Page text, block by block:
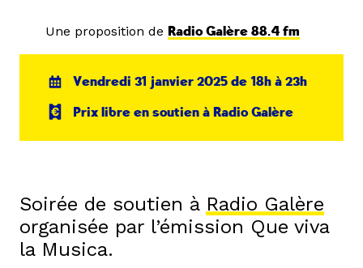
Une proposition de Radio Galère 88.4 fm
Vendredi 31 janvier 2025 de 18h à 23h
Prix libre en soutien à Radio Galère
Soirée de soutien à Radio Galère
organisée par l’émission Que viva
la Musica.